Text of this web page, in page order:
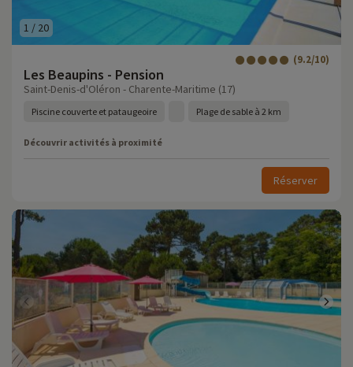
1 / 20
Les Beaupins - Pension
(9.2/10)
Saint-Denis-d'Oléron - Charente-Maritime (17)
Piscine couverte et pataugeoire Plage de sable à 2 km
Découvrir activités à proximité
Réserver